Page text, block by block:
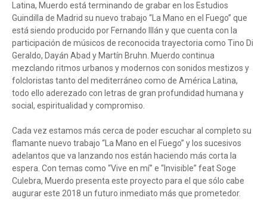
Latina, Muerdo está terminando de grabar en los Estudios
Guindilla de Madrid su nuevo trabajo “La Mano en el Fuego” que
está siendo producido por Fernando Illán y que cuenta con la
participación de músicos de reconocida trayectoria como Tino Di
Geraldo, Dayán Abad y Martín Bruhn. Muerdo continua
mezclando ritmos urbanos y modernos con sonidos mestizos y
folcloristas tanto del mediterráneo como de América Latina,
todo ello aderezado con letras de gran profundidad humana y
social, espiritualidad y compromiso.
Cada vez estamos más cerca de poder escuchar al completo su
flamante nuevo trabajo “La Mano en el Fuego” y los sucesivos
adelantos que va lanzando nos están haciendo más corta la
espera. Con temas como “Vive en mí” e “Invisible” feat Soge
Culebra, Muerdo presenta este proyecto para el que sólo cabe
augurar este 2018 un futuro inmediato más que prometedor.